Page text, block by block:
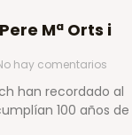
Mª Orts i
hay comentarios
han recordado al
100 años de